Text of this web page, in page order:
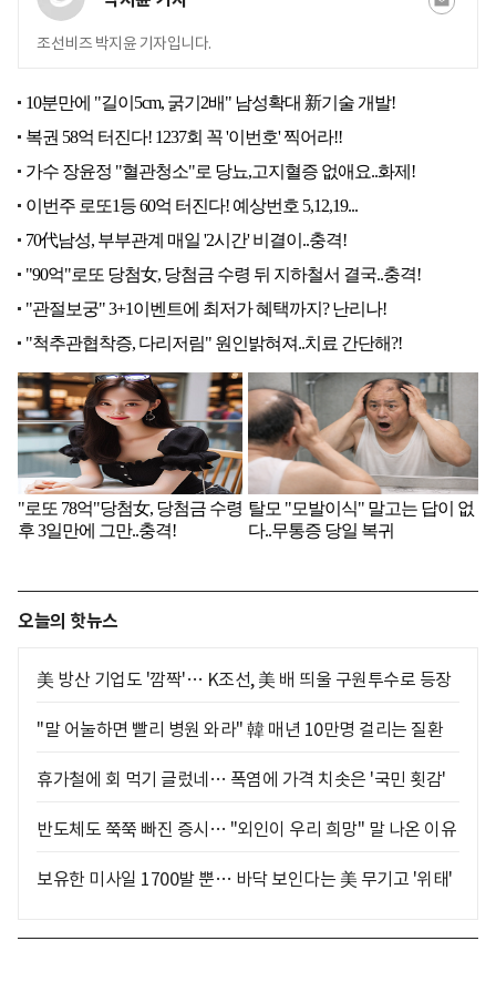
조선비즈 박지윤 기자입니다.
오늘의 핫뉴스
美 방산 기업도 '깜짝'… K조선, 美 배 띄울 구원투수로 등장
"말 어눌하면 빨리 병원 와라" 韓 매년 10만명 걸리는 질환
휴가철에 회 먹기 글렀네… 폭염에 가격 치솟은 '국민 횟감'
반도체도 쭉쭉 빠진 증시… "외인이 우리 희망" 말 나온 이유
보유한 미사일 1700발 뿐… 바닥 보인다는 美 무기고 '위태'